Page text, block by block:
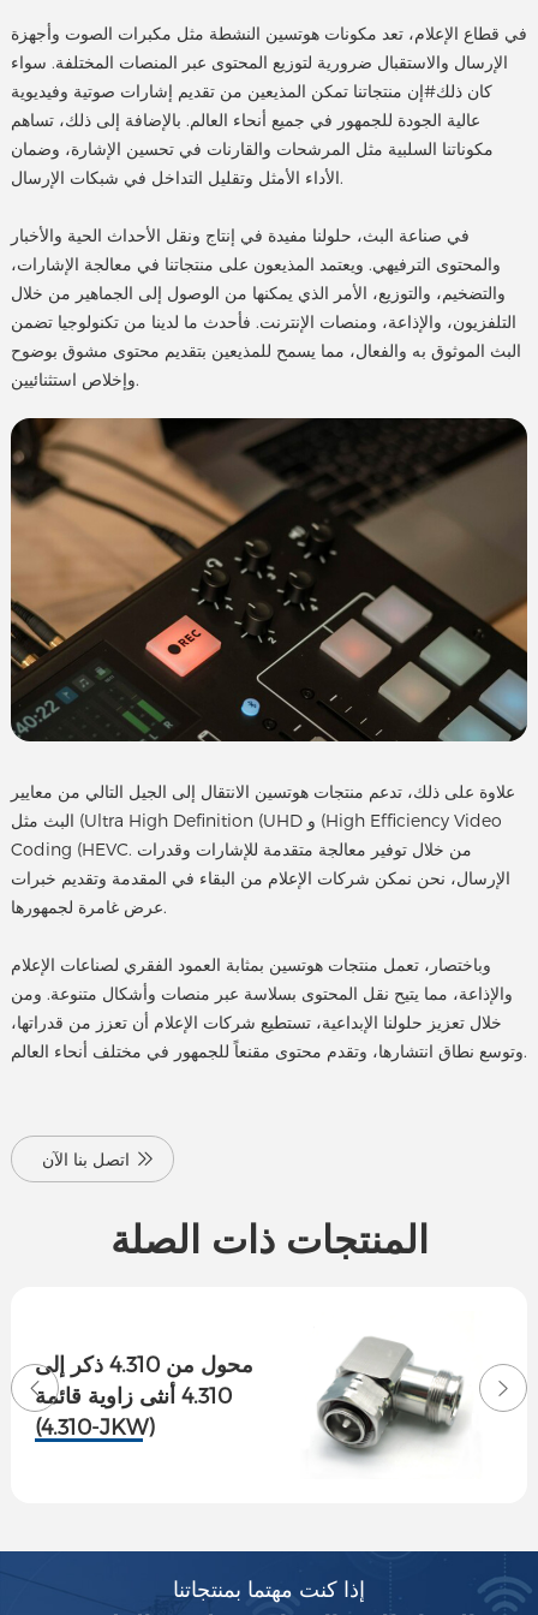
في قطاع الإعلام، تعد مكونات هوتسين النشطة مثل مكبرات الصوت وأجهزة
الإرسال والاستقبال ضرورية لتوزيع المحتوى عبر المنصات المختلفة. سواء
كان ذلك#إن منتجاتنا تمكن المذيعين من تقديم إشارات صوتية وفيديوية
عالية الجودة للجمهور في جميع أنحاء العالم. بالإضافة إلى ذلك، تساهم
مكوناتنا السلبية مثل المرشحات والقارنات في تحسين الإشارة، وضمان
الأداء الأمثل وتقليل التداخل في شبكات الإرسال.
في صناعة البث، حلولنا مفيدة في إنتاج ونقل الأحداث الحية والأخبار
والمحتوى الترفيهي. ويعتمد المذيعون على منتجاتنا في معالجة الإشارات،
والتضخيم، والتوزيع، الأمر الذي يمكنها من الوصول إلى الجماهير من خلال
التلفزيون، والإذاعة، ومنصات الإنترنت. فأحدث ما لدينا من تكنولوجيا تضمن
البث الموثوق به والفعال، مما يسمح للمذيعين بتقديم محتوى مشوق بوضوح
وإخلاص استثنائيين.
علاوة على ذلك، تدعم منتجات هوتسين الانتقال إلى الجيل التالي من معايير
البث مثل (Ultra High Definition (UHD و (High Efficiency Video
Coding (HEVC. من خلال توفير معالجة متقدمة للإشارات وقدرات
الإرسال، نحن نمكن شركات الإعلام من البقاء في المقدمة وتقديم خبرات
عرض غامرة لجمهورها.
وباختصار، تعمل منتجات هوتسين بمثابة العمود الفقري لصناعات الإعلام
والإذاعة، مما يتيح نقل المحتوى بسلاسة عبر منصات وأشكال متنوعة. ومن
خلال تعزيز حلولنا الإبداعية، تستطيع شركات الإعلام أن تعزز من قدراتها،
وتوسع نطاق انتشارها، وتقدم محتوى مقنعاً للجمهور في مختلف أنحاء العالم.
اتصل بنا الآن
المنتجات ذات الصلة
محول من 4.310 ذكر إلى
4.310 أنثى زاوية قائمة
(4.310-JKW)
إذا كنت مهتما بمنتجاتنا